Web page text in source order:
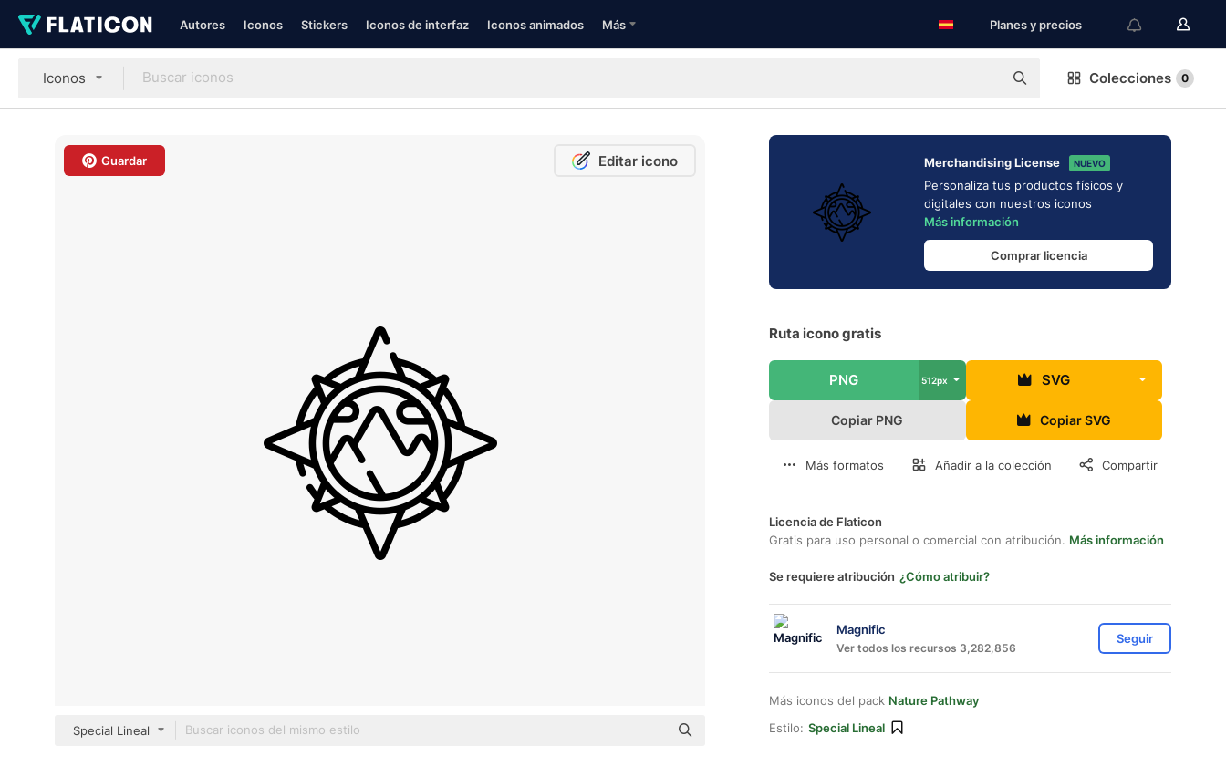
Autores Iconos Stickers Iconos de interfaz Iconos animados Más Planes y precios
Iconos Colecciones 0
Guardar Editar icono
Special Lineal
Merchandising License NUEVO
Personaliza tus productos físicos y
digitales con nuestros iconos
Más información
Comprar licencia
Ruta icono gratis
PNG 512px SVG
Copiar PNG Copiar SVG
Más formatos Añadir a la colección Compartir
Licencia de Flaticon
Gratis para uso personal o comercial con atribución. Más información
Se requiere atribución ¿Cómo atribuir?
Magnific
Ver todos los recursos 3,282,856
Seguir
Más iconos del pack Nature Pathway
Estilo: Special Lineal